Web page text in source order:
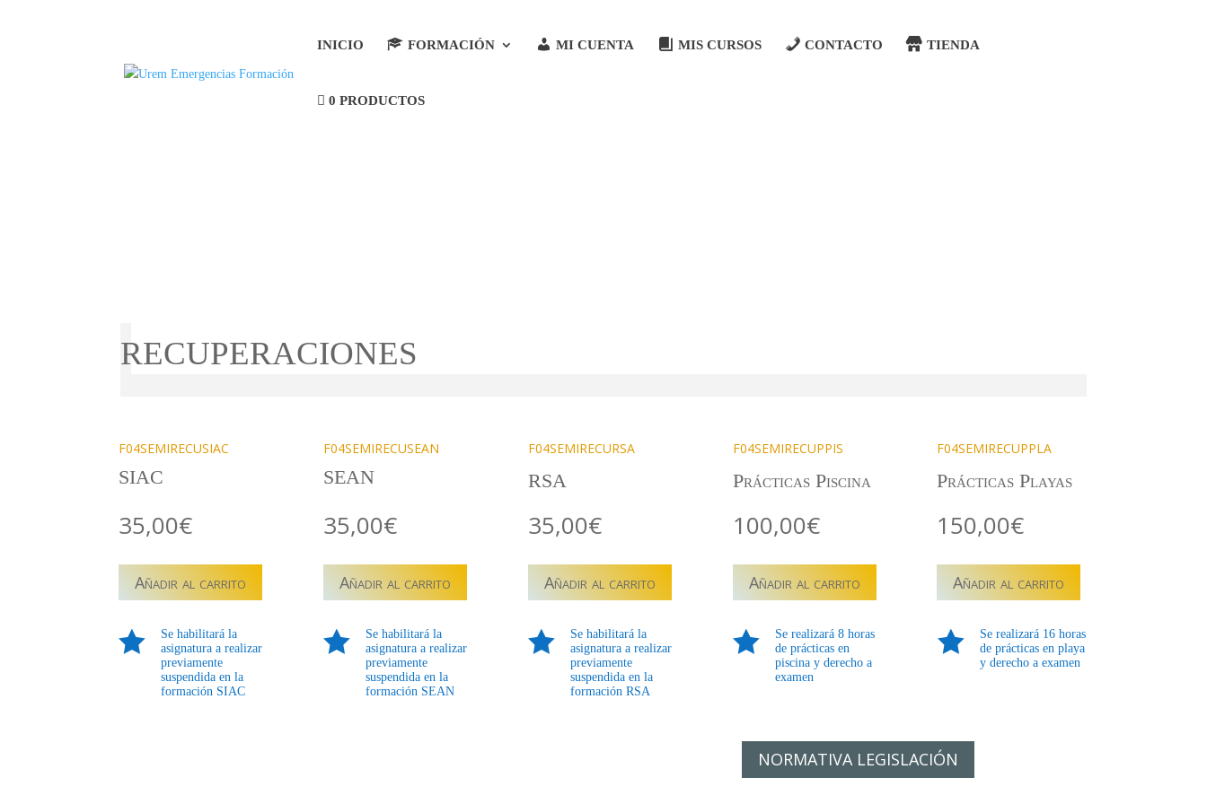
INICIO FORMACIÓN MI CUENTA MIS CURSOS CONTACTO TIENDA
0 PRODUCTOS
RECUPERACIONES
F04SEMIRECUSIAC
SIAC
35,00€
F04SEMIRECU
RECUPERACION
SIAC
cantidad
Añadir al carrito

Se habilitará la
asignatura a realizar
previamente
suspendida en la
formación SIAC
F04SEMIRECUSEAN
SEAN
35,00€
F04SEMIRECU
RECUPERACION
SEAN
cantidad
Añadir al carrito

Se habilitará la
asignatura a realizar
previamente
suspendida en la
formación SEAN
F04SEMIRECURSA
RSA
35,00€
F04SEMIRECU
RECUPERACION
RSA
cantidad
Añadir al carrito

Se habilitará la
asignatura a realizar
previamente
suspendida en la
formación RSA
F04SEMIRECUPPIS
Prácticas Piscina
100,00€
F04SEMIRECU
RECUPERACION
PRACTICAS
PISCINA
cantidad
Añadir al carrito

Se realizará 8 horas
de prácticas en
piscina y derecho a
examen
F04SEMIRECUPPLA
Prácticas Playas
150,00€
F04SEMIRECU
RECUPERACION
PRACTICAS
PLAYAS
cantidad
Añadir al carrito

Se realizará 16 horas
de prácticas en playa
y derecho a examen
NORMATIVA LEGISLACIÓN